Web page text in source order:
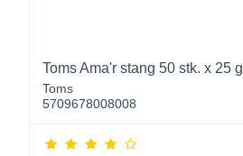
Toms Ama'r stang 50 stk. x 25 g
Toms
5709678008008